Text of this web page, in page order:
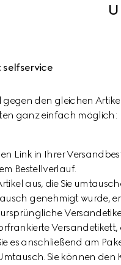
selfservice
gegen den gleichen
ganz einfach möglich:
Link in Ihrer
Bestellverlauf.
aus, die Sie
genehmigt wurde,
ursprüngliche
es anschließend am
Sie können